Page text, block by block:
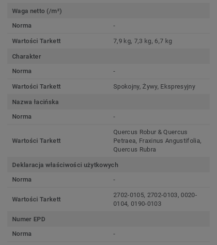
Waga netto (/m²)
Norma
-
Wartości Tarkett 7,9 kg, 7,3 kg, 6,7 kg
Charakter
Norma
-
Wartości Tarkett Spokojny, Żywy, Ekspresyjny
Nazwa łacińska
Norma
-
Wartości Tarkett
Quercus Robur & Quercus
Petraea, Fraxinus Angustifolia,
Quercus Rubra
Deklaracja właściwości użytkowych
Norma
-
Wartości Tarkett
2702-0105, 2702-0103, 0020-
0104, 0190-0103
Numer EPD
Norma
-